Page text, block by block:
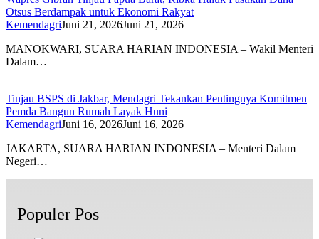
Otsus Berdampak untuk Ekonomi Rakyat
KemendagriJuni 21, 2026Juni 21, 2026
MANOKWARI, SUARA HARIAN INDONESIA – Wakil Menteri
Dalam…
Tinjau BSPS di Jakbar, Mendagri Tekankan Pentingnya Komitmen
Pemda Bangun Rumah Layak Huni
KemendagriJuni 16, 2026Juni 16, 2026
JAKARTA, SUARA HARIAN INDONESIA – Menteri Dalam
Negeri…
Populer Pos